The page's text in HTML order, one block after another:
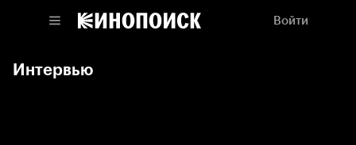
Войти
Интервью